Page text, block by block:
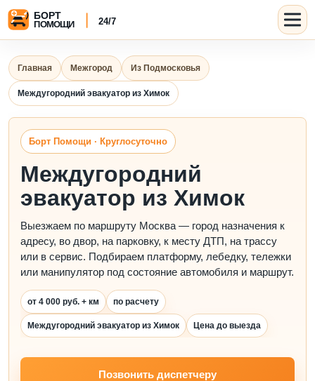
Главная Межгород Из Подмосковья
Междугородний эвакуатор из Химок
Борт Помощи · Круглосуточно
Междугородний
эвакуатор из Химок
Выезжаем по маршруту Москва — город назначения к
адресу, во двор, на парковку, к месту ДТП, на трассу
или в сервис. Подбираем платформу, лебедку, тележки
или манипулятор под состояние автомобиля и маршрут.
от 4 000 руб. + км по расчету
Междугородний эвакуатор из Химок Цена до выезда
Позвонить диспетчеру